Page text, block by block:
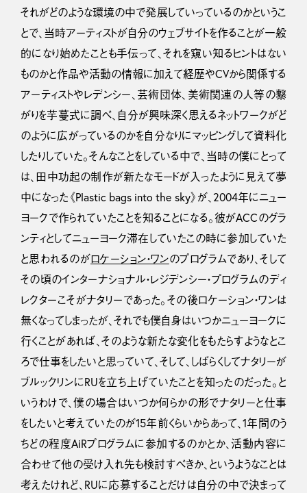
それがどのような環境の中で発展していっているのかというこ
とで、当時アーティストが自分のウェブサイトを作ることが一般
的になり始めたことも手伝って、それを窺い知るヒントはない
ものかと作品や活動の情報に加えて経歴やCVから関係する
アーティストやレデンシー、芸術団体、美術関連の人等の繋
がりを芋蔓式に調べ、自分が興味深く思えるネットワークがど
のように広がっているのかを自分なりにマッピングして資料化
したりしていた。そんなことをしている中で、当時の僕にとって
は、田中功起の制作が新たなモードが入ったように見えて夢
中になった《Plastic bags into the sky》が、2004年にニュー
ヨークで作られていたことを知ることになる。彼がACCのグラ
ンティとしてニューヨーク滞在していたこの時に参加していた
と思われるのがロケーション・ワンのプログラムであり、そして
その頃のインターナショナル・レジデンシー・プログラムのディ
レクターこそがナタリーであった。その後ロケーション・ワンは
無くなってしまったが、それでも僕自身はいつかニューヨークに
行くことがあれば、そのような新たな変化をもたらすようなとこ
ろで仕事をしたいと思っていて、そして、しばらくしてナタリーが
ブルックリンにRUを立ち上げていたことを知ったのだった。と
いうわけで、僕の場合はいつか何らかの形でナタリーと仕事
をしたいと考えていたのが15年前くらいからあって、1年間のう
ちどの程度AiRプログラムに参加するのかとか、活動内容に
合わせて他の受け入れ先も検討すべきか、というようなことは
考えたけれど、RUに応募することだけは自分の中で決まって